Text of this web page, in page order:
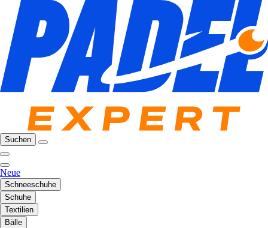
Suchen
Neue
Schneeschuhe
Schuhe
Textilien
Bälle